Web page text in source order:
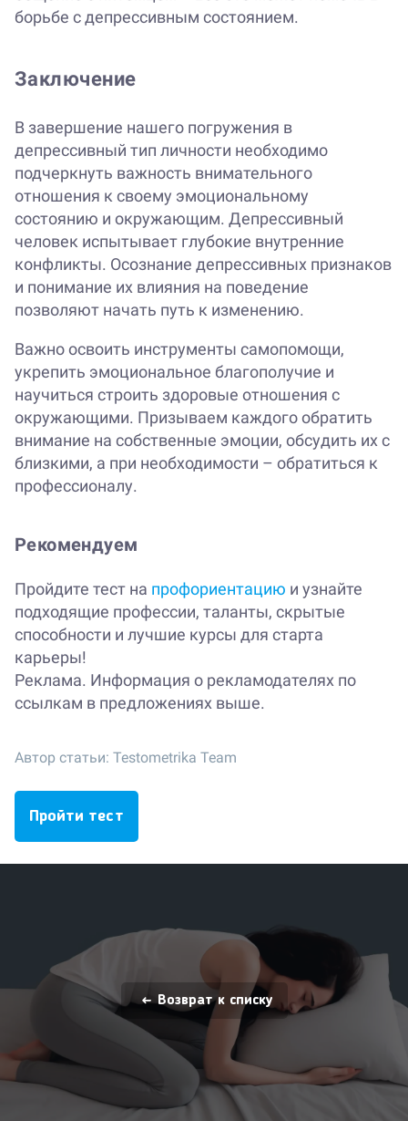
борьбе с депрессивным состоянием.
Заключение
В завершение нашего погружения в
депрессивный тип личности необходимо
подчеркнуть важность внимательного
отношения к своему эмоциональному
состоянию и окружающим. Депрессивный
человек испытывает глубокие внутренние
конфликты. Осознание депрессивных признаков
и понимание их влияния на поведение
позволяют начать путь к изменению.
Важно освоить инструменты самопомощи,
укрепить эмоциональное благополучие и
научиться строить здоровые отношения с
окружающими. Призываем каждого обратить
внимание на собственные эмоции, обсудить их с
близкими, а при необходимости – обратиться к
профессионалу.
Рекомендуем
Пройдите тест на профориентацию и узнайте
подходящие профессии, таланты, скрытые
способности и лучшие курсы для старта
карьеры!
Реклама. Информация о рекламодателях по
ссылкам в предложениях выше.
Автор статьи: Testometrika Team
Пройти тест
Возврат к списку